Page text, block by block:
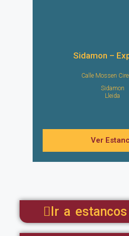
Sidamon –
Calle Mossen
Sidamon
Lleida
Ver
Ir a